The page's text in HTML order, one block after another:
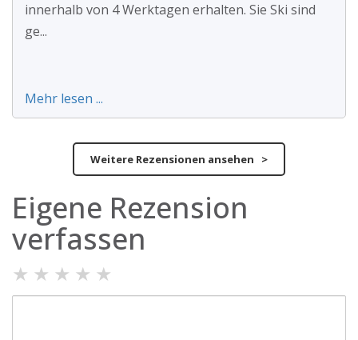
innerhalb von 4 Werktagen erhalten. Sie Ski sind
ge...
Mehr lesen ...
Weitere Rezensionen ansehen >
Eigene Rezension
verfassen
★ ★ ★ ★ ★